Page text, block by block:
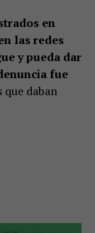
en
las redes
y pueda dar
fue
que daban